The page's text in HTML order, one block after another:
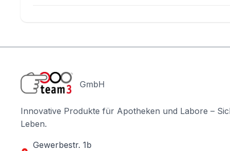
GmbH
Innovative Produkte für Apotheken und Labore –
Leben.
Gewerbestr. 1b